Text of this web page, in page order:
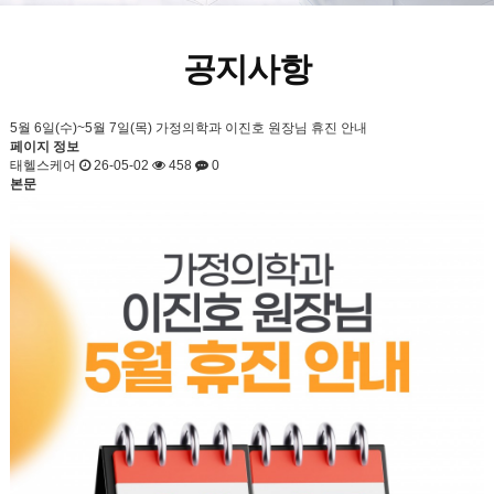
공지사항
5월 6일(수)~5월 7일(목) 가정의학과 이진호 원장님 휴진 안내
페이지 정보
태헬스케어
26-05-02 458
0
본문